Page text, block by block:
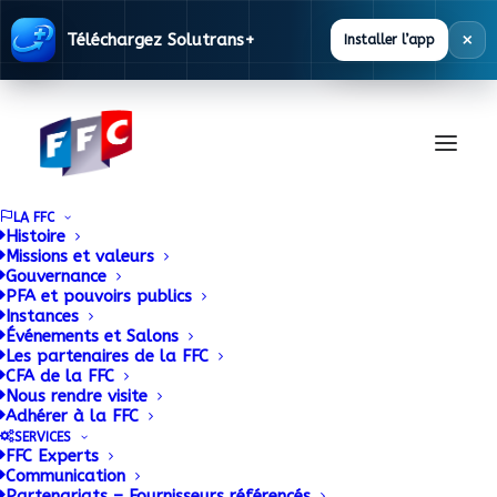
Téléchargez Solutrans+ Installer l’app ×
LA FFC
Histoire
Missions et valeurs
Gouvernance
PFA et pouvoirs publics
Instances
Événements et Salons
Les partenaires de la FFC
CFA de la FFC
Nous rendre visite
Adhérer à la FFC
SERVICES
FFC Experts
Communication
ACK FORANKRA
prépare SOLUTRANS
28 OCTOBRE 2015
Le spécialiste lyonnais de l’équipement pour poids
lourds et de l’arrimage attend le salon Solutrans